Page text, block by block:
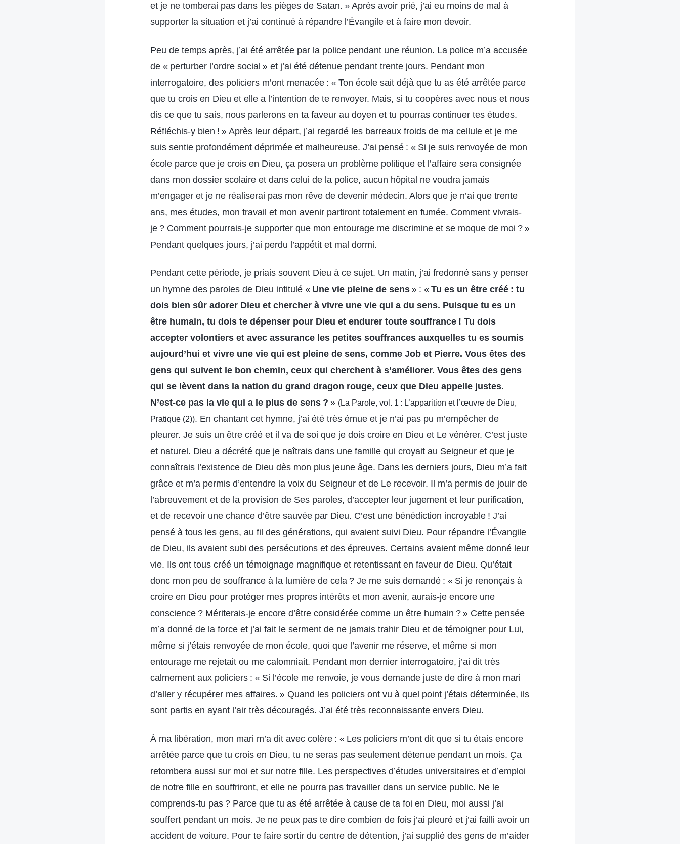
et je ne tomberai pas dans les pièges de Satan. » Après avoir prié, j’ai eu moins de mal à
supporter la situation et j’ai continué à répandre l’Évangile et à faire mon devoir.
Peu de temps après, j’ai été arrêtée par la police pendant une réunion. La police m’a accusée
de « perturber l’ordre social » et j’ai été détenue pendant trente jours. Pendant mon
interrogatoire, des policiers m’ont menacée : « Ton école sait déjà que tu as été arrêtée parce
que tu crois en Dieu et elle a l’intention de te renvoyer. Mais, si tu coopères avec nous et nous
dis ce que tu sais, nous parlerons en ta faveur au doyen et tu pourras continuer tes études.
Réfléchis-y bien ! » Après leur départ, j’ai regardé les barreaux froids de ma cellule et je me
suis sentie profondément déprimée et malheureuse. J’ai pensé : « Si je suis renvoyée de mon
école parce que je crois en Dieu, ça posera un problème politique et l’affaire sera consignée
dans mon dossier scolaire et dans celui de la police, aucun hôpital ne voudra jamais
m’engager et je ne réaliserai pas mon rêve de devenir médecin. Alors que je n’ai que trente
ans, mes études, mon travail et mon avenir partiront totalement en fumée. Comment vivrais-
je ? Comment pourrais-je supporter que mon entourage me discrimine et se moque de moi ? »
Pendant quelques jours, j’ai perdu l’appétit et mal dormi.
Pendant cette période, je priais souvent Dieu à ce sujet. Un matin, j’ai fredonné sans y penser
un hymne des paroles de Dieu intitulé « Une vie pleine de sens » : « Tu es un être créé : tu
dois bien sûr adorer Dieu et chercher à vivre une vie qui a du sens. Puisque tu es un
être humain, tu dois te dépenser pour Dieu et endurer toute souffrance ! Tu dois
accepter volontiers et avec assurance les petites souffrances auxquelles tu es soumis
aujourd’hui et vivre une vie qui est pleine de sens, comme Job et Pierre. Vous êtes des
gens qui suivent le bon chemin, ceux qui cherchent à s’améliorer. Vous êtes des gens
qui se lèvent dans la nation du grand dragon rouge, ceux que Dieu appelle justes.
N’est-ce pas la vie qui a le plus de sens ? » (La Parole, vol. 1 : L’apparition et l’œuvre de Dieu,
Pratique (2)). En chantant cet hymne, j’ai été très émue et je n’ai pas pu m’empêcher de
pleurer. Je suis un être créé et il va de soi que je dois croire en Dieu et Le vénérer. C’est juste
et naturel. Dieu a décrété que je naîtrais dans une famille qui croyait au Seigneur et que je
connaîtrais l’existence de Dieu dès mon plus jeune âge. Dans les derniers jours, Dieu m’a fait
grâce et m’a permis d’entendre la voix du Seigneur et de Le recevoir. Il m’a permis de jouir de
l’abreuvement et de la provision de Ses paroles, d’accepter leur jugement et leur purification,
et de recevoir une chance d’être sauvée par Dieu. C’est une bénédiction incroyable ! J’ai
pensé à tous les gens, au fil des générations, qui avaient suivi Dieu. Pour répandre l’Évangile
de Dieu, ils avaient subi des persécutions et des épreuves. Certains avaient même donné leur
vie. Ils ont tous créé un témoignage magnifique et retentissant en faveur de Dieu. Qu’était
donc mon peu de souffrance à la lumière de cela ? Je me suis demandé : « Si je renonçais à
croire en Dieu pour protéger mes propres intérêts et mon avenir, aurais-je encore une
conscience ? Mériterais-je encore d’être considérée comme un être humain ? » Cette pensée
m’a donné de la force et j’ai fait le serment de ne jamais trahir Dieu et de témoigner pour Lui,
même si j’étais renvoyée de mon école, quoi que l’avenir me réserve, et même si mon
entourage me rejetait ou me calomniait. Pendant mon dernier interrogatoire, j’ai dit très
calmement aux policiers : « Si l’école me renvoie, je vous demande juste de dire à mon mari
d’aller y récupérer mes affaires. » Quand les policiers ont vu à quel point j’étais déterminée, ils
sont partis en ayant l’air très découragés. J’ai été très reconnaissante envers Dieu.
À ma libération, mon mari m’a dit avec colère : « Les policiers m’ont dit que si tu étais encore
arrêtée parce que tu crois en Dieu, tu ne seras pas seulement détenue pendant un mois. Ҫa
retombera aussi sur moi et sur notre fille. Les perspectives d’études universitaires et d’emploi
de notre fille en souffriront, et elle ne pourra pas travailler dans un service public. Ne le
comprends-tu pas ? Parce que tu as été arrêtée à cause de ta foi en Dieu, moi aussi j’ai
souffert pendant un mois. Je ne peux pas te dire combien de fois j’ai pleuré et j’ai failli avoir un
accident de voiture. Pour te faire sortir du centre de détention, j’ai supplié des gens de m’aider